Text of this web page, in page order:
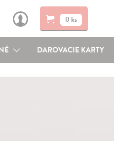
0 ks
DAROVACIE KARTY